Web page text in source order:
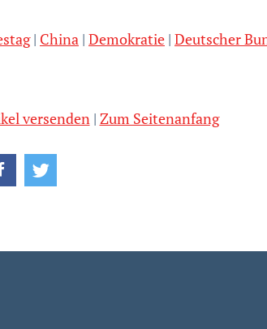
China Demokratie Deutscher
versenden Zum Seitenanfang